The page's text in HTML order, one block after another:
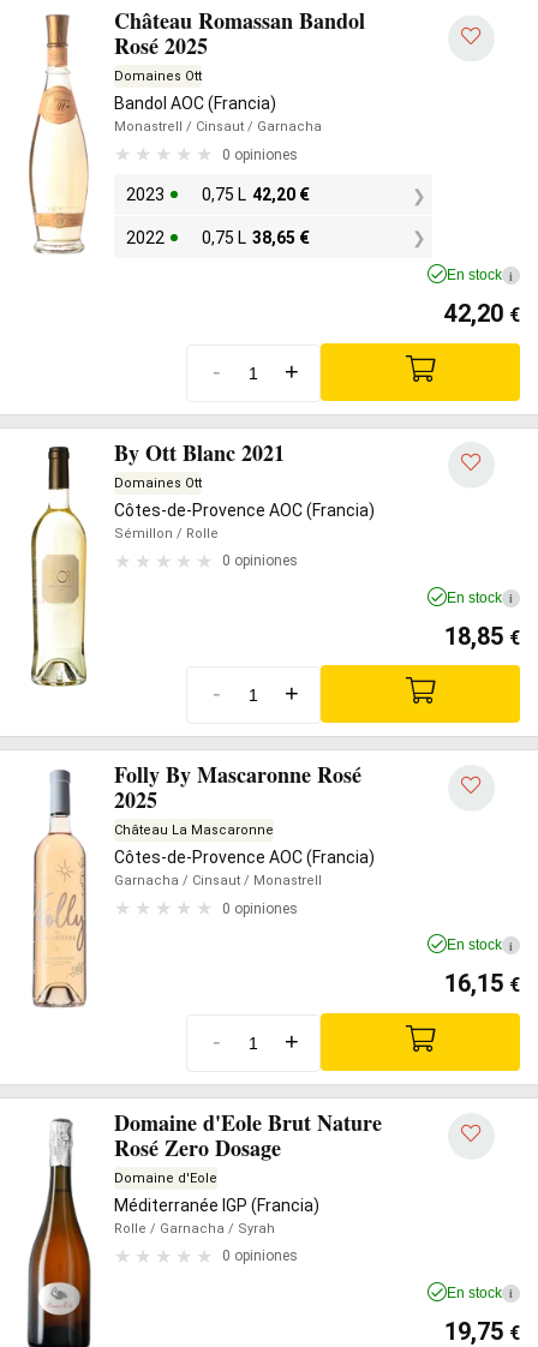
Château Romassan Bandol
Rosé 2025
Domaines Ott
Bandol AOC (Francia)
Monastrell / Cinsaut / Garnacha
0 opiniones
2023 0,75 L 42,20 €
2022 0,75 L 38,65 €
En stock i
42,20 €
- +
By Ott Blanc 2021
Domaines Ott
Côtes-de-Provence AOC (Francia)
Sémillon / Rolle
0 opiniones
En stock i
18,85 €
- +
Folly By Mascaronne Rosé
2025
Château La Mascaronne
Côtes-de-Provence AOC (Francia)
Garnacha / Cinsaut / Monastrell
0 opiniones
En stock i
16,15 €
- +
Domaine d'Eole Brut Nature
Rosé Zero Dosage
Domaine d'Eole
Méditerranée IGP (Francia)
Rolle / Garnacha / Syrah
0 opiniones
En stock i
19,75 €